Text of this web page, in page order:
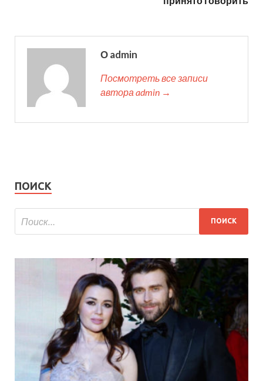
О admin
Посмотреть все записи
автора admin →
ПОИСК